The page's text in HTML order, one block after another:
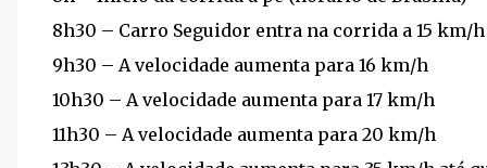
8h30 – Carro Seguidor entra na corrida a 15 km/h
9h30 – A velocidade aumenta para 16 km/h
10h30 – A velocidade aumenta para 17 km/h
11h30 – A velocidade aumenta para 20 km/h